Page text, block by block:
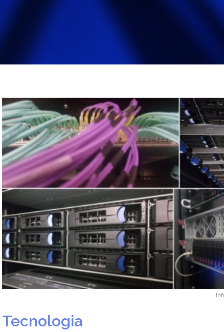
Tecnologia